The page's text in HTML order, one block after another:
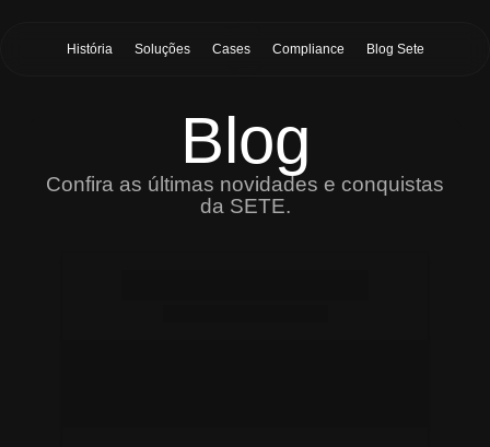
História Soluções Cases Compliance Blog Sete
Blog
Confira as últimas novidades e conquistas
da SETE.